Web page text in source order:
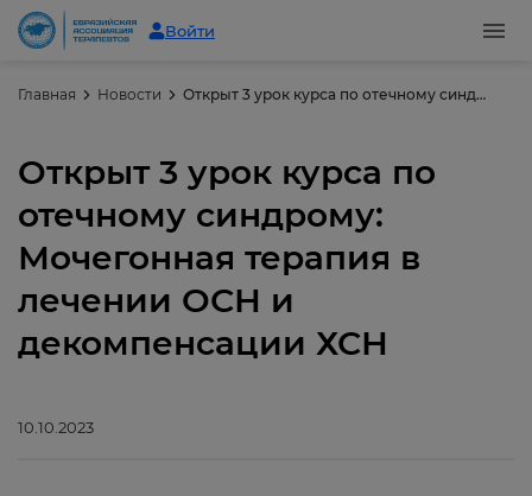
Войти
Главная Новости Открыт 3 урок курса по отечному синдрому: Мочегонная терапия в лечении ОСН и декомпенсации ХСН
Открыт 3 урок курса по
отечному синдрому:
Мочегонная терапия в
лечении ОСН и
декомпенсации ХСН
10.10.2023